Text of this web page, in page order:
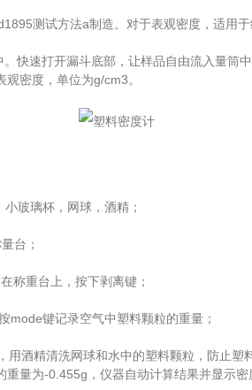
测试方法a制造。对于表观密度，适用
速打开漏斗底部，让样品自由流入量筒
密度，单位为g/cm3。
玻璃杯，网球，酒精；
台；
重台上，按下剥离键；
键记录空气中塑料颗粒的重量；
精清洗网球和水中的塑料颗粒，防止塑
量为-0.455g，仪器自动计算结果并显示密